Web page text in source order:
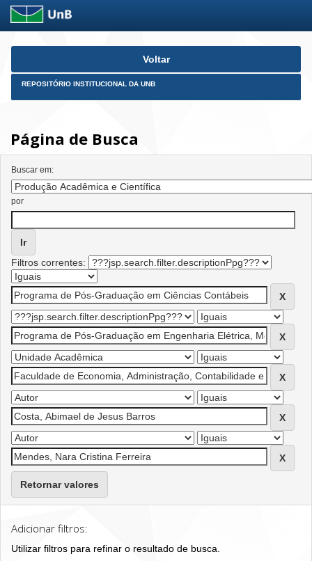
Skip
Voltar
REPOSITÓRIO INSTITUCIONAL DA UNB
Página de Busca
Buscar em:
por
Filtros correntes:
Retornar valores
Adicionar filtros:
Utilizar filtros para refinar o resultado de busca.